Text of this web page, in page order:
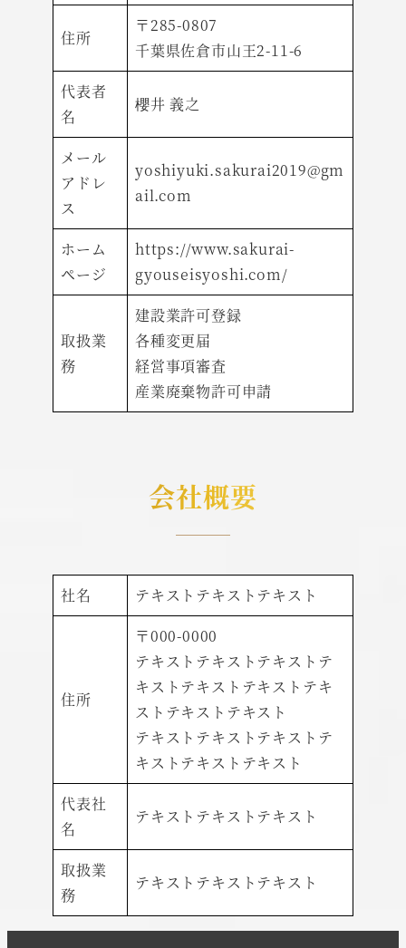
住所
〒285-0807
千葉県佐倉市山王2-11-6
代表者
名
櫻井 義之
メール
アドレ
ス
yoshiyuki.sakurai2019@gm
ail.com
ホーム
ページ
https://www.sakurai-
gyouseisyoshi.com/
取扱業
務
建設業許可登録
各種変更届
経営事項審査
産業廃棄物許可申請
会社概要
社名 テキストテキストテキスト
住所
〒000-0000
テキストテキストテキストテ
キストテキストテキストテキ
ストテキストテキスト
テキストテキストテキストテ
キストテキストテキスト
代表社
名
テキストテキストテキスト
取扱業
務
テキストテキストテキスト